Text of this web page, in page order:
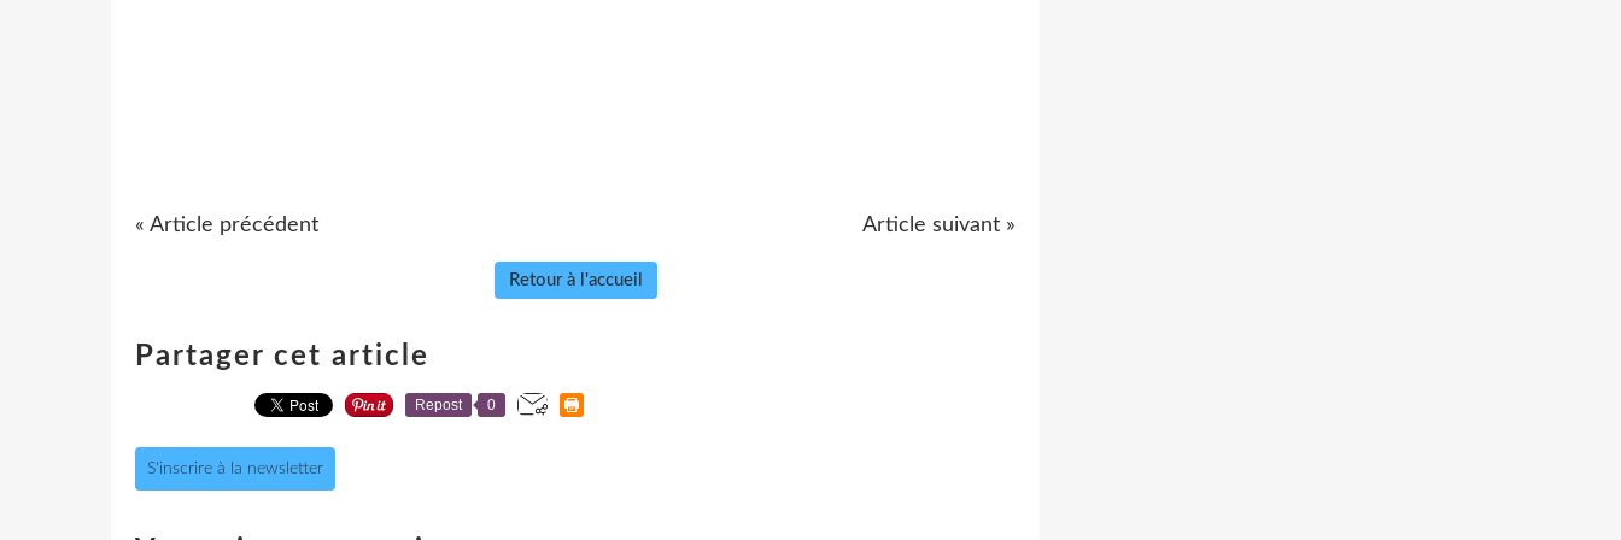
« Article précédent Article suivant »
Retour à l'accueil
Partager cet article
Repost 0
S'inscrire à la newsletter